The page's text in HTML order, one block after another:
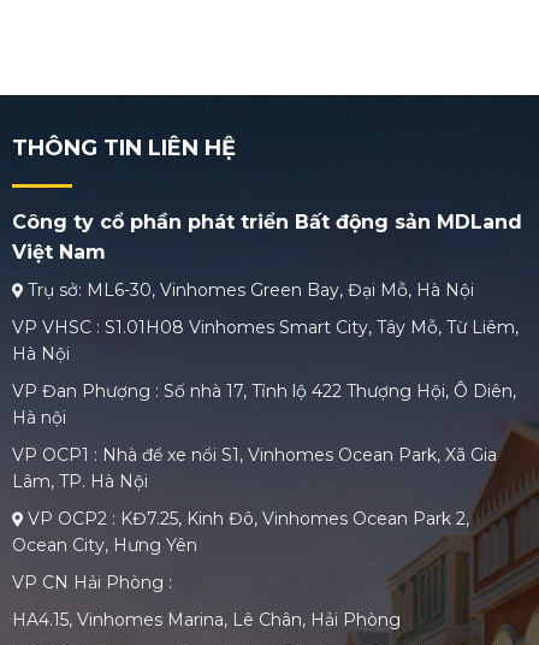
THÔNG TIN LIÊN HỆ
Công ty cổ phần phát triển Bất động sản MDLand
Việt Nam
Trụ sở: ML6-30, Vinhomes Green Bay, Đại Mỗ, Hà Nội
VP VHSC : S1.01H08 Vinhomes Smart City, Tây Mỗ, Từ Liêm,
Hà Nội
VP Đan Phượng : Số nhà 17, Tỉnh lộ 422 Thượng Hội, Ô Diên,
Hà nội
VP OCP1 : Nhà để xe nổi S1, Vinhomes Ocean Park, Xã Gia
Lâm, TP. Hà Nội
VP OCP2 : KĐ7.25, Kinh Đô, Vinhomes Ocean Park 2,
Ocean City, Hưng Yên
VP CN Hải Phòng :
HA4.15, Vinhomes Marina, Lê Chân, Hải Phòng